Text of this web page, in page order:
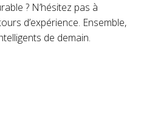
? N’hésitez pas à
d’expérience. Ensemble,
de demain.